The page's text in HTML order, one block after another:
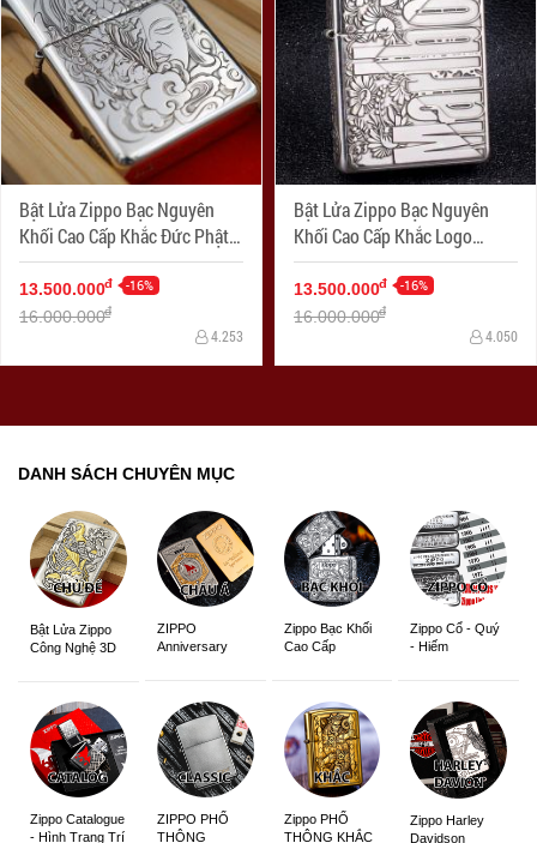
Bật Lửa Zippo Bạc Nguyên
Khối Cao Cấp Khắc Đức Phật
Và Quỷ Bản Armor
13.500.000đ -16%
16.000.000đ
4.253
Bật Lửa Zippo Bạc Nguyên
Khối Cao Cấp Khắc Logo
Marlboro Phiên Bản Amor
13.500.000đ -16%
16.000.000đ
4.050
DANH SÁCH CHUYÊN MỤC
Bật Lửa Zippo
Công Nghệ 3D
ZIPPO
Anniversary
Zippo Bạc Khối
Cao Cấp
Zippo Cổ - Quý
- Hiếm
Zippo Catalogue
- Hình Trang Trí
ZIPPO PHỔ
THÔNG
Zippo PHỔ
THÔNG KHẮC
Zippo Harley
Davidson